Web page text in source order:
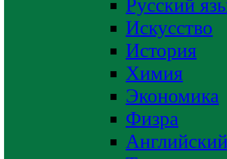
Русский
Искусство
История
Химия
Экономика
Физра